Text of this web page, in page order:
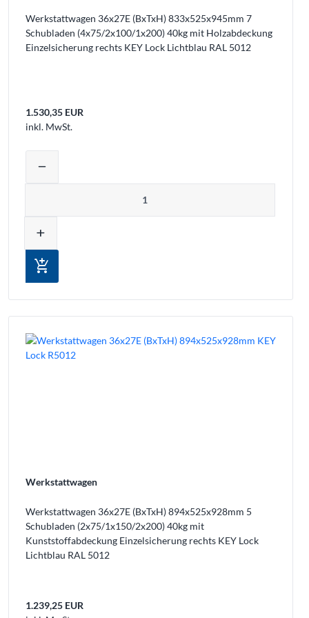
legen
Werkstattwagen 36x27E (BxTxH) 833x525x945mm 7
Schubladen (4x75/2x100/1x200) 40kg mit Holzabdeckung
Einzelsicherung rechts KEY Lock Lichtblau RAL 5012
1.530,35 EUR
inkl. MwSt.
Produktmenge auswählen und in den
remove
add
add_shopping_cart
Werkstattwagen
Werkstattwagen 36x27E (BxTxH) 894x525x928mm 5
Schubladen (2x75/1x150/2x200) 40kg mit
Kunststoffabdeckung Einzelsicherung rechts KEY Lock
Lichtblau RAL 5012
1.239,25 EUR